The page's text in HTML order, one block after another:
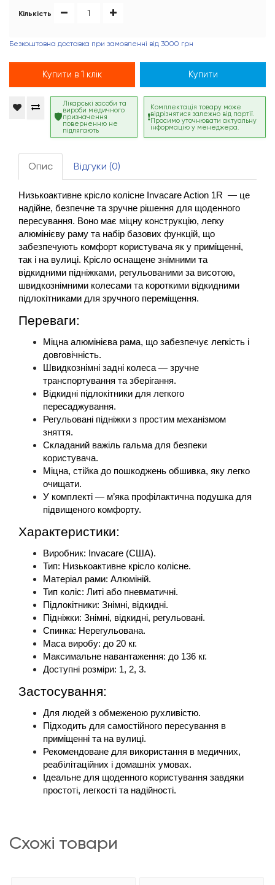
Кількість
Безкоштовна доставка при замовленні від 3000 грн
Купити в 1 клік Купити
Лікарські засоби та
вироби медичного
призначення
поверненню не
підлягають
Комплектація товару може
відрізнятися залежно від партії.
Просимо уточнювати актуальну
інформацію у менеджера.
Опис Відгуки (0)
Низькоактивне крісло колісне Invacare Action 1R  — це
надійне, безпечне та зручне рішення для щоденного
пересування. Воно має міцну конструкцію, легку
алюмінієву раму та набір базових функцій, що
забезпечують комфорт користувача як у приміщенні,
так і на вулиці. Крісло оснащене знімними та
відкидними підніжками, регульованими за висотою,
швидкознімними колесами та короткими відкидними
підлокітниками для зручного переміщення.
Переваги:
Міцна алюмінієва рама, що забезпечує легкість і
довговічність.
Швидкознімні задні колеса — зручне
транспортування та зберігання.
Відкидні підлокітники для легкого
пересаджування.
Регульовані підніжки з простим механізмом
зняття.
Складаний важіль гальма для безпеки
користувача.
Міцна, стійка до пошкоджень обшивка, яку легко
очищати.
У комплекті — м’яка профілактична подушка для
підвищеного комфорту.
Характеристики:
Виробник: Invacare (США).
Тип: Низькоактивне крісло колісне.
Матеріал рами: Алюміній.
Тип коліс: Литі або пневматичні.
Підлокітники: Знімні, відкидні.
Підніжки: Знімні, відкидні, регульовані.
Спинка: Нерегульована.
Маса виробу: до 20 кг.
Максимальне навантаження: до 136 кг.
Доступні розміри: 1, 2, 3.
Застосування:
Для людей з обмеженою рухливістю.
Підходить для самостійного пересування в
приміщенні та на вулиці.
Рекомендоване для використання в медичних,
реабілітаційних і домашніх умовах.
Ідеальне для щоденного користування завдяки
простоті, легкості та надійності.
схожі товари